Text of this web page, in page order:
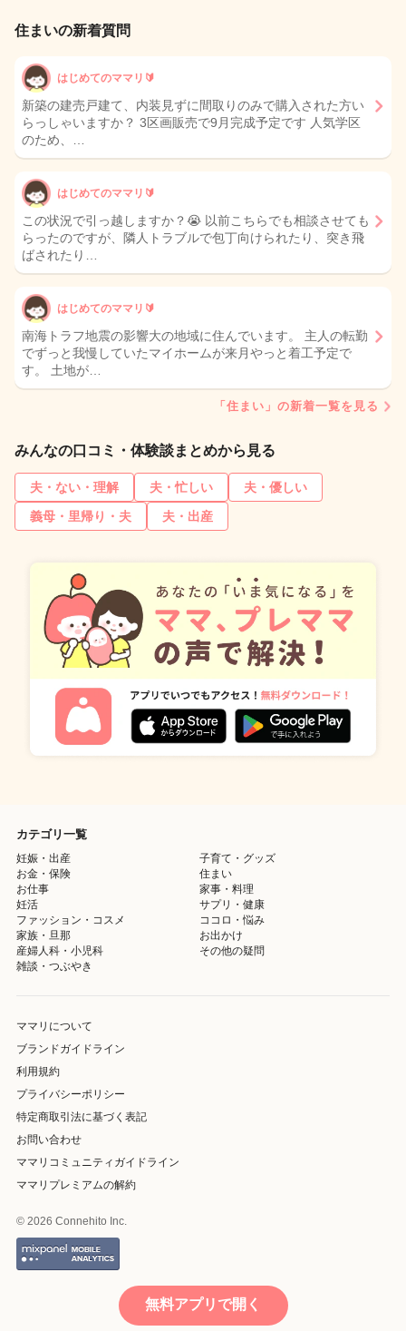
住まいの新着質問
はじめてのママリ🔰
新築の建売戸建て、内装見ずに間取りのみで購入された方い
らっしゃいますか？ 3区画販売で9月完成予定です 人気学区
のため、…
はじめてのママリ🔰
この状況で引っ越しますか？😭 以前こちらでも相談させても
らったのですが、隣人トラブルで包丁向けられたり、突き飛
ばされたり…
はじめてのママリ🔰
南海トラフ地震の影響大の地域に住んでいます。 主人の転勤
でずっと我慢していたマイホームが来月やっと着工予定で
す。 土地が…
「住まい」の新着一覧を見る
みんなの口コミ・体験談まとめから見る
夫・ない・理解 夫・忙しい
夫・優しい
義母・里帰り・夫
夫・出産
カテゴリ一覧
妊娠・出産
子育て・グッズ
お金・保険
住まい
お仕事
家事・料理
妊活
サプリ・健康
ファッション・コスメ
ココロ・悩み
家族・旦那
お出かけ
産婦人科・小児科
その他の疑問
雑談・つぶやき
ママリについて
ブランドガイドライン
利用規約
プライバシーポリシー
特定商取引法に基づく表記
お問い合わせ
ママリコミュニティガイドライン
ママリプレミアムの解約
© 2026 Connehito Inc.
無料アプリで開く